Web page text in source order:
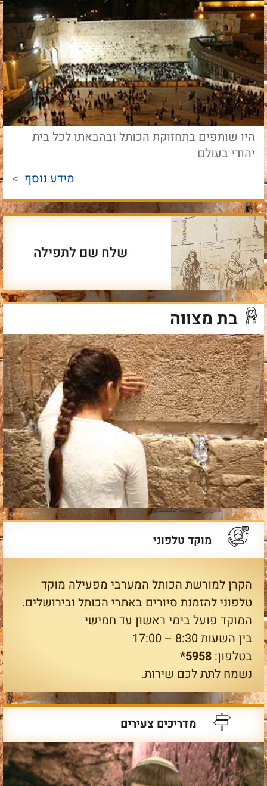
היו שותפים בתחזוקת הכותל ובהבאתו לכל בית
יהודי בעולם
מידע נוסף >
שלח שם לתפילה
בת מצווה
מוקד טלפוני
הקרן למורשת הכותל המערבי מפעילה מוקד
טלפוני להזמנת סיורים באתרי הכותל ובירושלים.
המוקד פועל בימי ראשון עד חמישי
בין השעות 8:30 – 17:00
בטלפון: 5958*
נשמח לתת לכם שירות.
מדריכים צעירים